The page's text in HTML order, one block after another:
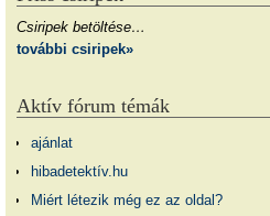
Csiripek betöltése…
további csiripek»
Aktív fórum témák
ajánlat
hibadetektív.hu
Miért létezik még ez az oldal?